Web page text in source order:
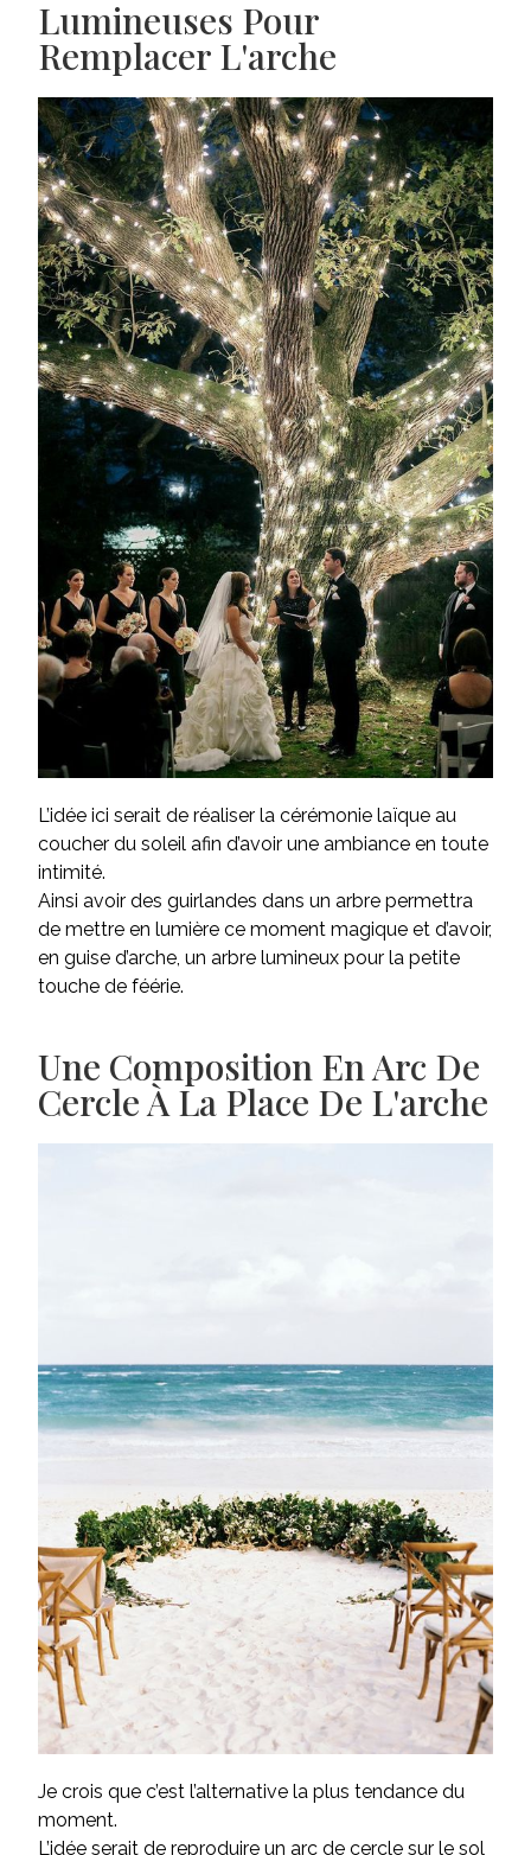
Lumineuses Pour
Remplacer L'arche
L’idée ici serait de réaliser la cérémonie laïque au
coucher du soleil afin d’avoir une ambiance en toute
intimité.
Ainsi avoir desguirlandesdans un arbre permettra
de mettre en lumière ce moment magique et d’avoir,
en guise d’arche, un arbre lumineux pour la petite
touche de féérie.
Une Composition En Arc De
Cercle À La Place De L'arche
Je crois que c’est l’alternative la plus tendance du
moment.
L’idée serait de reproduire un arc de cercle sur le sol